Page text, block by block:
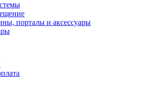
порталы и аксессуары